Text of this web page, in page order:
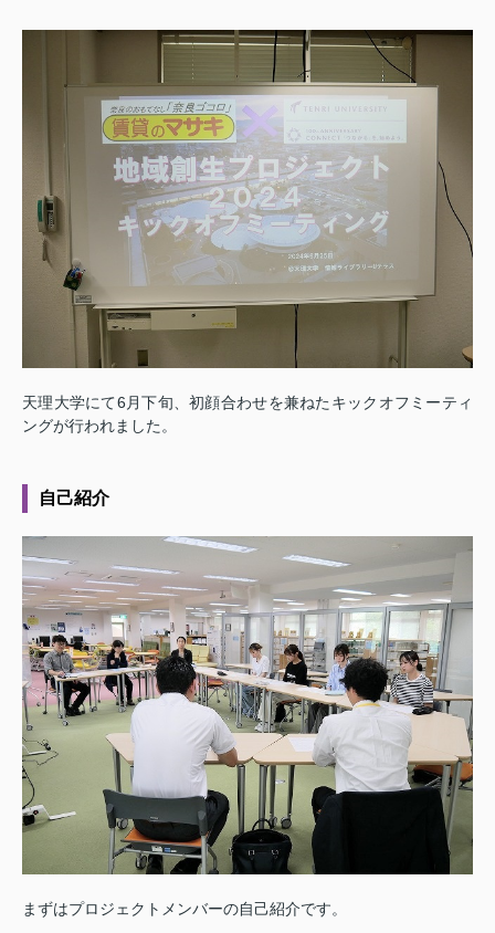
天理大学にて6月下旬、初顔合わせを兼ねたキックオフミーティ
ングが行われました。
自己紹介
まずはプロジェクトメンバーの自己紹介です。